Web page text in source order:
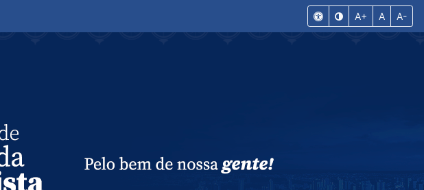
A+ A A-